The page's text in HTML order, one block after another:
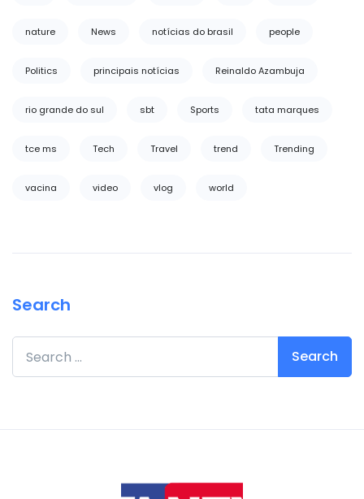
nature News notícias do brasil people
Politics principais notícias Reinaldo Azambuja
rio grande do sul sbt Sports tata marques
tce ms Tech Travel trend Trending
vacina video vlog world
Search
Search for: